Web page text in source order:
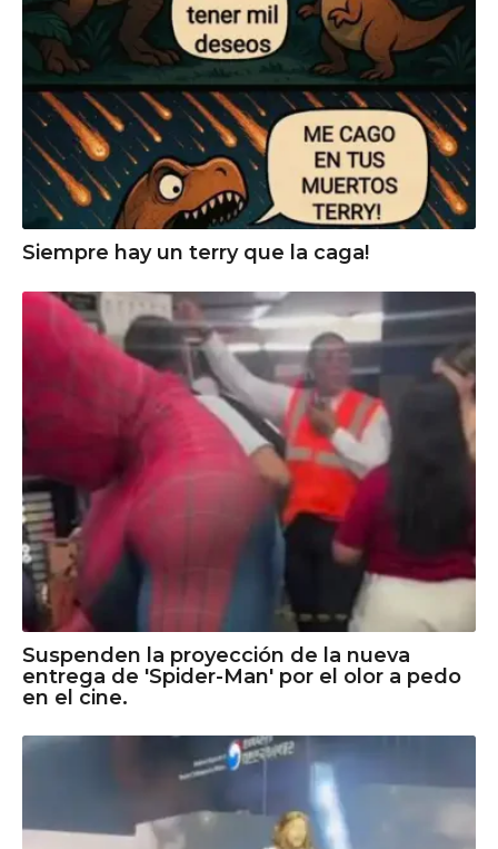
Siempre hay un terry que la caga!
Suspenden la proyección de la nueva
entrega de 'Spider-Man' por el olor a pedo
en el cine.